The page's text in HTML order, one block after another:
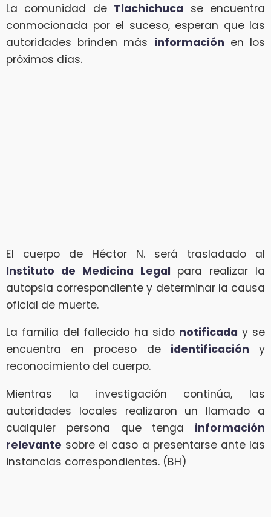
La comunidad de Tlachichuca se encuentra
conmocionada por el suceso, esperan que las
autoridades brinden más información en los
próximos días.
El cuerpo de Héctor N. será trasladado al
Instituto de Medicina Legal para realizar la
autopsia correspondiente y determinar la causa
oficial de muerte.
La familia del fallecido ha sido notificada y se
encuentra en proceso de identificación y
reconocimiento del cuerpo.
Mientras la investigación continúa, las
autoridades locales realizaron un llamado a
cualquier persona que tenga información
relevante sobre el caso a presentarse ante las
instancias correspondientes. (BH)